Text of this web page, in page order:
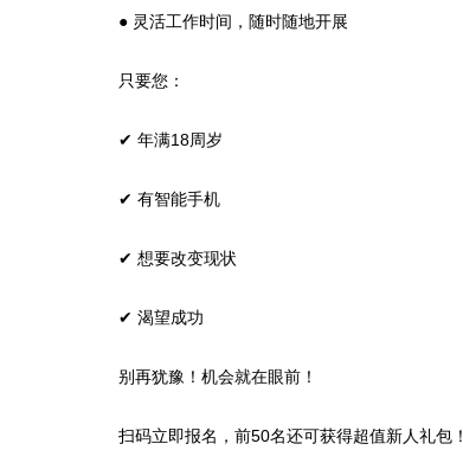
● 灵活工作时间，随时随地开展
只要您：
✔ 年满18周岁
✔ 有智能手机
✔ 想要改变现状
✔ 渴望成功
别再犹豫！机会就在眼前！
扫码立即报名，前50名还可获得超值新人礼包！